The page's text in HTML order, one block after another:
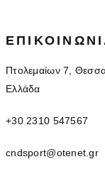
Πτολεμαίων 7,
Ελλάδα
+30 2310 547567
cndsport@otenet.gr